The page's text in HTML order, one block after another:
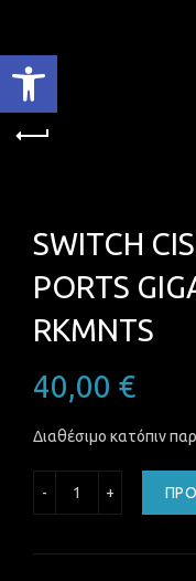
Ανοίξτε τη γραμμή εργαλείων
SWITCH
PORTS
RKMNTS
40,00 €
Διαθέσιμο κατόπιν